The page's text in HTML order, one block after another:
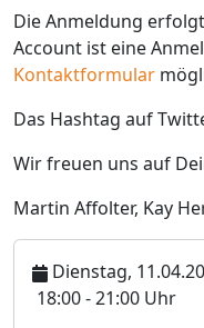
Die Anmeldung
Account ist eine
Kontaktformular
Das Hashtag auf
Wir freuen uns auf
Martin Affolter, Kay
Dienstag,
U
18:00 - 21:00 Uhr